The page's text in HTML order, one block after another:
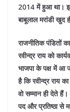
2014 में हुआ था।
बाबूलाल मरांडी खुद
राजनीतिक पंडितों
रवीन्द्र राय को
भाजपा के पक्ष में आ
है कि रवीन्द्र राय
वो सम्मान ही देते
पद और प्रतिष्ठा से